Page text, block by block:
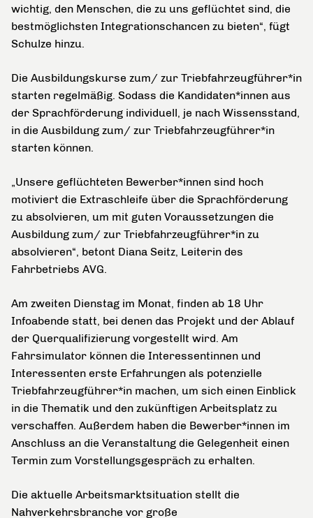
wichtig, den Menschen, die zu uns geflüchtet sind, die
bestmöglichsten Integrationschancen zu bieten“, fügt
Schulze hinzu.
Die Ausbildungskurse zum/ zur Triebfahrzeugführer*in
starten regelmäßig. Sodass die Kandidaten*innen aus
der Sprachförderung individuell, je nach Wissensstand,
in die Ausbildung zum/ zur Triebfahrzeugführer*in
starten können.
„Unsere geflüchteten Bewerber*innen sind hoch
motiviert die Extraschleife über die Sprachförderung
zu absolvieren, um mit guten Voraussetzungen die
Ausbildung zum/ zur Triebfahrzeugführer*in zu
absolvieren“, betont Diana Seitz, Leiterin des
Fahrbetriebs AVG.
Am zweiten Dienstag im Monat, finden ab 18 Uhr
Infoabende statt, bei denen das Projekt und der Ablauf
der Querqualifizierung vorgestellt wird. Am
Fahrsimulator können die Interessentinnen und
Interessenten erste Erfahrungen als potenzielle
Triebfahrzeugführer*in machen, um sich einen Einblick
in die Thematik und den zukünftigen Arbeitsplatz zu
verschaffen. Außerdem haben die Bewerber*innen im
Anschluss an die Veranstaltung die Gelegenheit einen
Termin zum Vorstellungsgespräch zu erhalten.
Die aktuelle Arbeitsmarktsituation stellt die
Nahverkehrsbranche vor große